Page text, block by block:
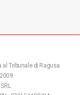
Tribunale di Ragusa